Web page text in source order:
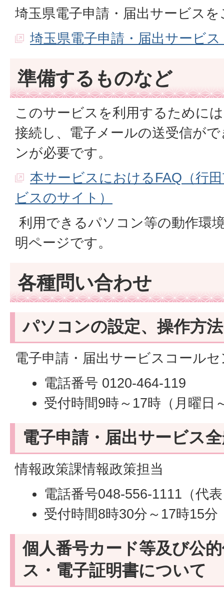
埼玉県電子申請・届出サービス
埼玉県電子申請・届出サービ
準備するものなど
このサービスを利用するために
接続し、電子メールの送受信が
ンが必要です。
本サービスにおけるFAQ（行
ビスのサイト）
利用できるパソコン等の動作環
明ページです。
各種問い合わせ
パソコンの設定、操作方
電子申請・届出サービスコール
電話番号 0120-464-119
受付時間9時～17時（月曜日
電子申請・届出サービス
情報政策課情報政策担当
電話番号048-556-1111（代
受付時間8時30分～17時15分
個人番号カード等及び公
ス・電子証明書について